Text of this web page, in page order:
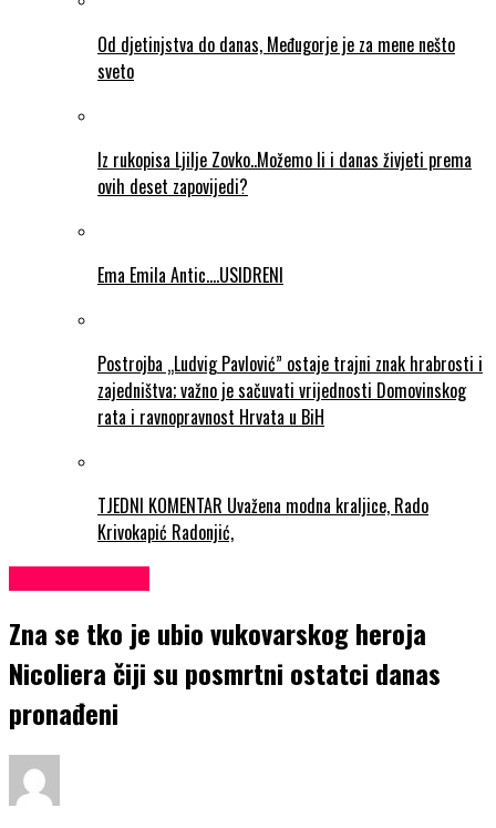
Od djetinjstva do danas, Međugorje je za mene nešto
sveto
Iz rukopisa Ljilje Zovko..Možemo li i danas živjeti prema
ovih deset zapovijedi?
Ema Emila Antic….USIDRENI
Postrojba „Ludvig Pavlović” ostaje trajni znak hrabrosti i
zajedništva; važno je sačuvati vrijednosti Domovinskog
rata i ravnopravnost Hrvata u BiH
TJEDNI KOMENTAR Uvažena modna kraljice, Rado
Krivokapić Radonjić,
Zna se tko je ubio vukovarskog heroja
Nicoliera čiji su posmrtni ostatci danas
pronađeni